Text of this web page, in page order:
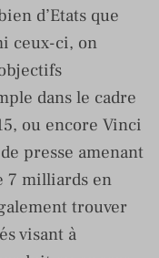
d’Etats que
ceux-ci, on
dans le cadre
ou encore Vinci
presse amenant
7 milliards en
trouver
visant à